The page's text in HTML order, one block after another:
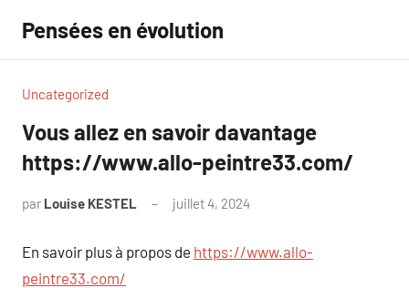
contenu
Pensées en évolution
Uncategorized
Vous allez en savoir davantage
https://www.allo-peintre33.com/
par Louise KESTEL juillet 4, 2024
En savoir plus à propos de https://www.allo-
peintre33.com/